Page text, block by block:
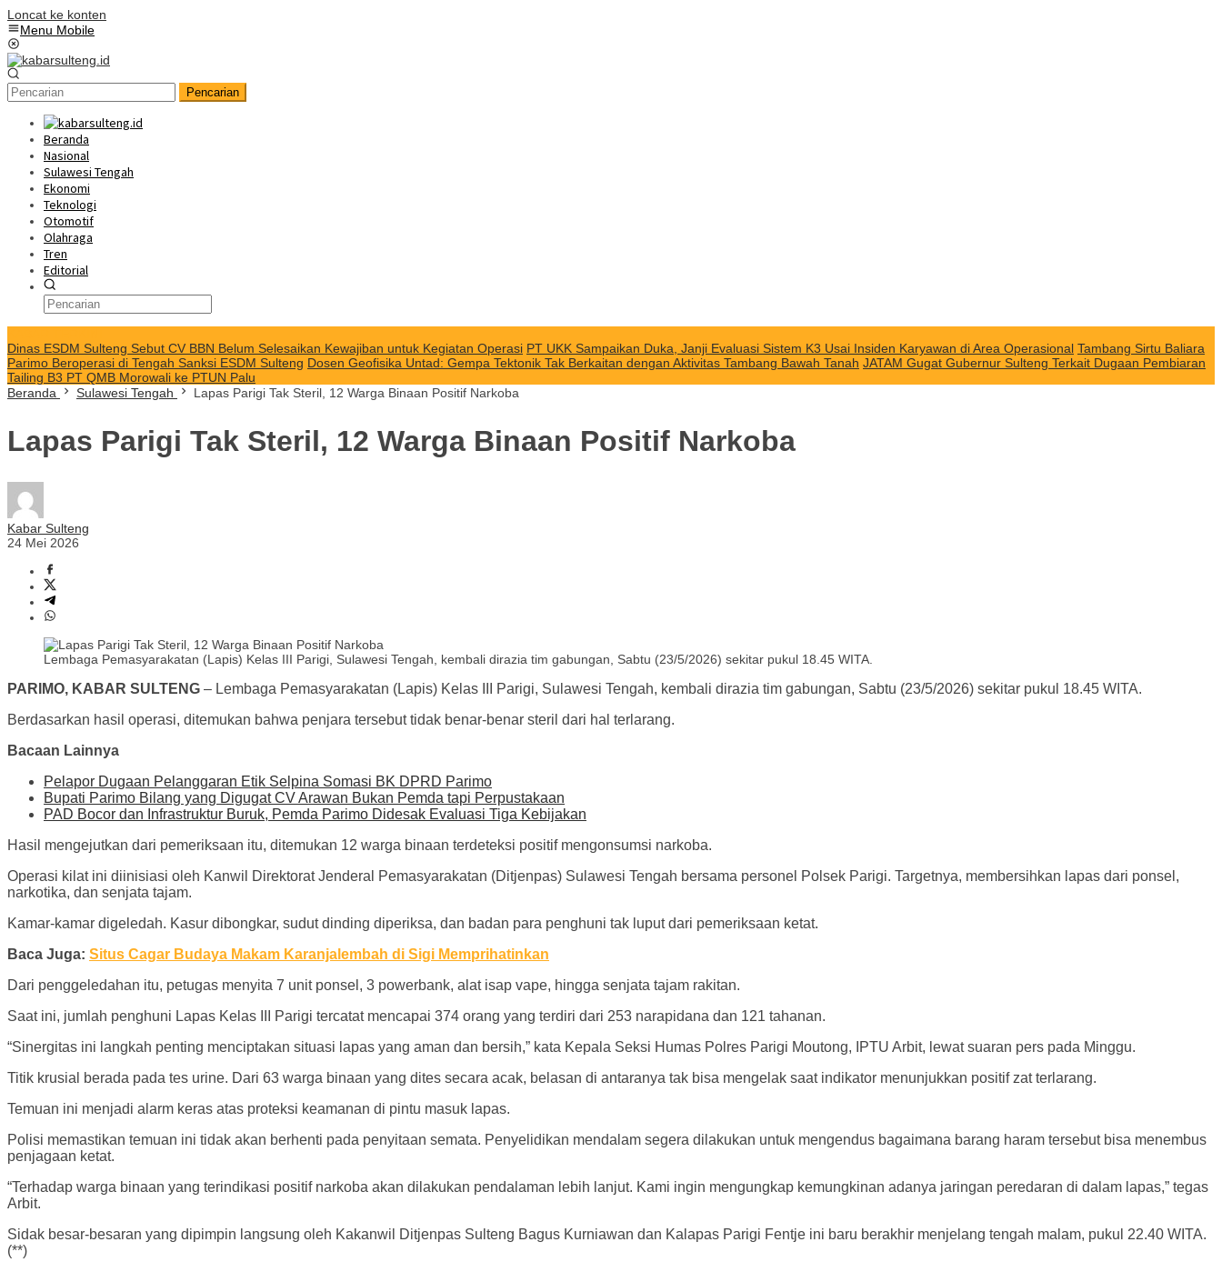
Loncat ke konten
Menu Mobile
Pencarian
Beranda
Nasional
Sulawesi Tengah
Ekonomi
Teknologi
Otomotif
Olahraga
Tren
Editorial
Dinas ESDM Sulteng Sebut CV BBN Belum Selesaikan Kewajiban untuk Kegiatan Operasi PT UKK Sampaikan Duka, Janji Evaluasi Sistem K3 Usai Insiden Karyawan di Area Operasional Tambang Sirtu Baliara
Parimo Beroperasi di Tengah Sanksi ESDM Sulteng Dosen Geofisika Untad: Gempa Tektonik Tak Berkaitan dengan Aktivitas Tambang Bawah Tanah JATAM Gugat Gubernur Sulteng Terkait Dugaan Pembiaran
Tailing B3 PT QMB Morowali ke PTUN Palu
Beranda
Sulawesi Tengah Lapas Parigi Tak Steril, 12 Warga Binaan Positif Narkoba
Lapas Parigi Tak Steril, 12 Warga Binaan Positif Narkoba
Kabar Sulteng
24 Mei 2026
Lembaga Pemasyarakatan (Lapis) Kelas III Parigi, Sulawesi Tengah, kembali dirazia tim gabungan, Sabtu (23/5/2026) sekitar pukul 18.45 WITA.
PARIMO, KABAR SULTENG – Lembaga Pemasyarakatan (Lapis) Kelas III Parigi, Sulawesi Tengah, kembali dirazia tim gabungan, Sabtu (23/5/2026) sekitar pukul 18.45 WITA.
Berdasarkan hasil operasi, ditemukan bahwa penjara tersebut tidak benar-benar steril dari hal terlarang.
Bacaan Lainnya
Pelapor Dugaan Pelanggaran Etik Selpina Somasi BK DPRD Parimo
Bupati Parimo Bilang yang Digugat CV Arawan Bukan Pemda tapi Perpustakaan
PAD Bocor dan Infrastruktur Buruk, Pemda Parimo Didesak Evaluasi Tiga Kebijakan
Hasil mengejutkan dari pemeriksaan itu, ditemukan 12 warga binaan terdeteksi positif mengonsumsi narkoba.
Operasi kilat ini diinisiasi oleh Kanwil Direktorat Jenderal Pemasyarakatan (Ditjenpas) Sulawesi Tengah bersama personel Polsek Parigi. Targetnya, membersihkan lapas dari ponsel,
narkotika, dan senjata tajam.
Kamar-kamar digeledah. Kasur dibongkar, sudut dinding diperiksa, dan badan para penghuni tak luput dari pemeriksaan ketat.
Baca Juga: Situs Cagar Budaya Makam Karanjalembah di Sigi Memprihatinkan
Dari penggeledahan itu, petugas menyita 7 unit ponsel, 3 powerbank, alat isap vape, hingga senjata tajam rakitan.
Saat ini, jumlah penghuni Lapas Kelas III Parigi tercatat mencapai 374 orang yang terdiri dari 253 narapidana dan 121 tahanan.
“Sinergitas ini langkah penting menciptakan situasi lapas yang aman dan bersih,” kata Kepala Seksi Humas Polres Parigi Moutong, IPTU Arbit, lewat suaran pers pada Minggu.
Titik krusial berada pada tes urine. Dari 63 warga binaan yang dites secara acak, belasan di antaranya tak bisa mengelak saat indikator menunjukkan positif zat terlarang.
Temuan ini menjadi alarm keras atas proteksi keamanan di pintu masuk lapas.
Polisi memastikan temuan ini tidak akan berhenti pada penyitaan semata. Penyelidikan mendalam segera dilakukan untuk mengendus bagaimana barang haram tersebut bisa menembus
penjagaan ketat.
“Terhadap warga binaan yang terindikasi positif narkoba akan dilakukan pendalaman lebih lanjut. Kami ingin mengungkap kemungkinan adanya jaringan peredaran di dalam lapas,” tegas
Arbit.
Sidak besar-besaran yang dipimpin langsung oleh Kakanwil Ditjenpas Sulteng Bagus Kurniawan dan Kalapas Parigi Fentje ini baru berakhir menjelang tengah malam, pukul 22.40 WITA.
(**)